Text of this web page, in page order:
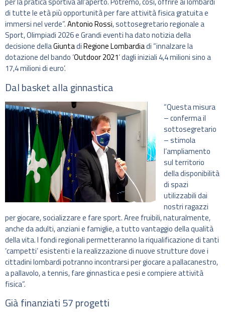
di tutte le età più opportunità per fare attività fisica gratuita e
immersi nel verde”.Antonio Rossi, sottosegretario regionale a
Sport, Olimpiadi 2026 e Grandi eventi ha dato notizia della
decisione dellaGiuntadiRegione Lombardiadi “innalzare la
dotazione del bando ‘Outdoor 2021‘ dagli iniziali 4,4 milioni sino a
17,4 milioni di euro’.
Dal basket alla ginnastica
“Questa misura
– conferma il
sottosegretario
– stimola
l’ampliamento
sul territorio
della disponibilità
di spazi
utilizzabili dai
nostri ragazzi
per giocare, socializzare e fare sport. Aree fruibili, naturalmente,
anche da adulti, anziani e famiglie, a tutto vantaggio della qualità
della vita. I fondi regionali permetteranno la riqualificazione di tanti
‘campetti’ esistenti e la realizzazione di nuove strutture dove i
cittadini lombardi potranno incontrarsi per giocare a pallacanestro,
a pallavolo, a tennis, fare ginnastica e pesi e compiere attività
fisica”.
Già finanziati 57 progetti